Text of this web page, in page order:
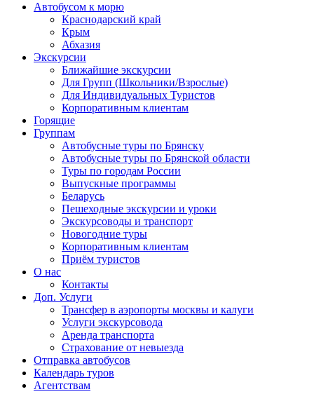
Автобусом к морю
Краснодарский край
Крым
Абхазия
Экскурсии
Ближайшие экскурсии
Для Групп (Школьники/Взрослые)
Для Индивидуальных Туристов
Корпоративным клиентам
Горящие
Группам
Автобусные туры по Брянску
Автобусные туры по Брянской области
Туры по городам России
Выпускные программы
Беларусь
Пешеходные экскурсии и уроки
Экскурсоводы и транспорт
Новогодние туры
Корпоративным клиентам
Приём туристов
О нас
Контакты
Доп. Услуги
Трансфер в аэропорты москвы и калуги
Услуги экскурсовода
Аренда транспорта
Страхование от невыезда
Отправка автобусов
Календарь туров
Агентствам